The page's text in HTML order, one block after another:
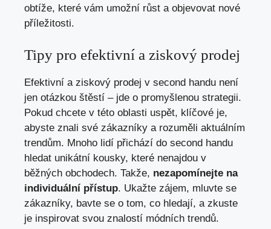
obtíže, které vám umožní růst a objevovat nové
příležitosti.
Tipy pro efektivní a ziskový prodej
Efektivní a ziskový prodej v second handu není
jen otázkou štěstí – jde o promyšlenou strategii.
Pokud chcete v této oblasti uspět, klíčové je,
abyste znali své zákazníky a rozuměli aktuálním
trendům. Mnoho lidí přichází do second handu
hledat unikátní kousky, které nenajdou v
běžných obchodech. Takže, nezapomínejte na
individuální přístup. Ukažte zájem, mluvte se
zákazníky, bavte se o tom, co hledají, a zkuste
je inspirovat svou znalostí módních trendů.